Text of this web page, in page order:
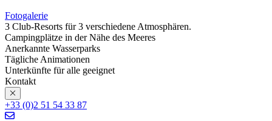
Fotogalerie
3 Club-Resorts für 3 verschiedene Atmosphären.
Campingplätze in der Nähe des Meeres
Anerkannte Wasserparks
Tägliche Animationen
Unterkünfte für alle geeignet
Kontakt
+33 (0)2 51 54 33 87